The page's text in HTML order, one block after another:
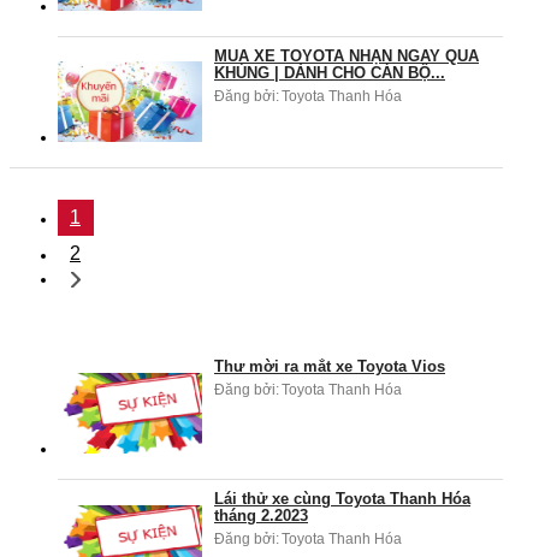
MUA XE TOYOTA NHẬN NGAY QUÀ
KHỦNG | DÀNH CHO CÁN BỘ...
Đăng bởi:Toyota Thanh Hóa
1
2
Thư mời ra mắt xe Toyota Vios
Đăng bởi:Toyota Thanh Hóa
Lái thử xe cùng Toyota Thanh Hóa
tháng 2.2023
Đăng bởi:Toyota Thanh Hóa